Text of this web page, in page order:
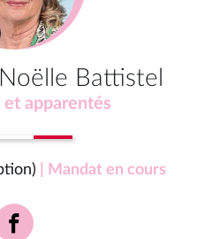
Battistel
et apparentés
| Mandat en cours
la